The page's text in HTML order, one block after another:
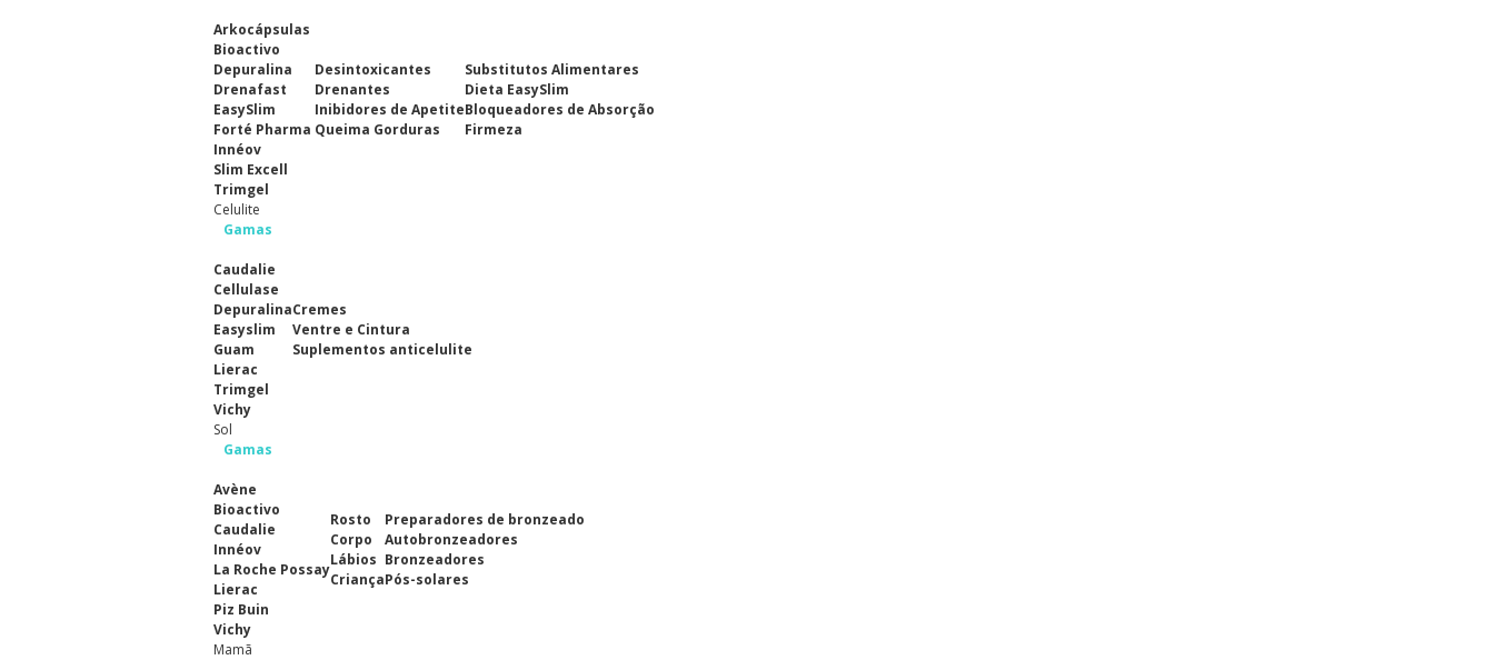
Arkocápsulas
Bioactivo
Depuralina
Drenafast
EasySlim
Forté Pharma
Innéov
Slim Excell
Trimgel
Desintoxicantes
Drenantes
Inibidores de Apetite
Queima Gorduras
Substitutos Alimentares
Dieta EasySlim
Bloqueadores de Absorção
Firmeza
Celulite
Gamas
Caudalie
Cellulase
Depuralina
Easyslim
Guam
Lierac
Trimgel
Vichy
Cremes
Ventre e Cintura
Suplementos anticelulite
Sol
Gamas
Avène
Bioactivo
Caudalie
Innéov
La Roche Possay
Lierac
Piz Buin
Vichy
Rosto
Corpo
Lábios
Criança
Preparadores de bronzeado
Autobronzeadores
Bronzeadores
Pós-solares
Mamã